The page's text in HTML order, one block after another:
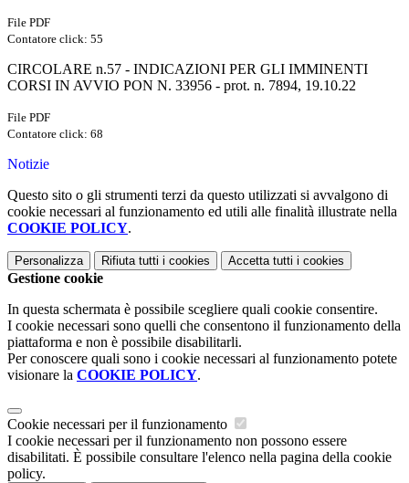
File PDF
Contatore click: 55
CIRCOLARE n.57 - INDICAZIONI PER GLI IMMINENTI
CORSI IN AVVIO PON N. 33956 - prot. n. 7894, 19.10.22
File PDF
Contatore click: 68
Notizie
Questo sito o gli strumenti terzi da questo utilizzati si avvalgono di
cookie necessari al funzionamento ed utili alle finalità illustrate nella
COOKIE POLICY.
Personalizza Rifiuta tutti i cookies Accetta tutti i cookies
Gestione cookie
In questa schermata è possibile scegliere quali cookie consentire.
I cookie necessari sono quelli che consentono il funzionamento della
piattaforma e non è possibile disabilitarli.
Per conoscere quali sono i cookie necessari al funzionamento potete
visionare la COOKIE POLICY.
Cookie necessari per il funzionamento
I cookie necessari per il funzionamento non possono essere
disabilitati. È possibile consultare l'elenco nella pagina della cookie
policy.